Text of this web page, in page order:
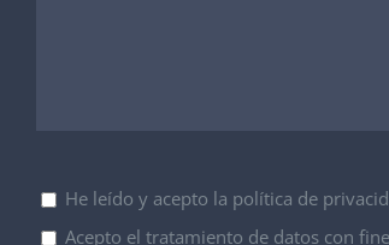
He leído y acepto la política de
Acepto el tratamiento de datos con